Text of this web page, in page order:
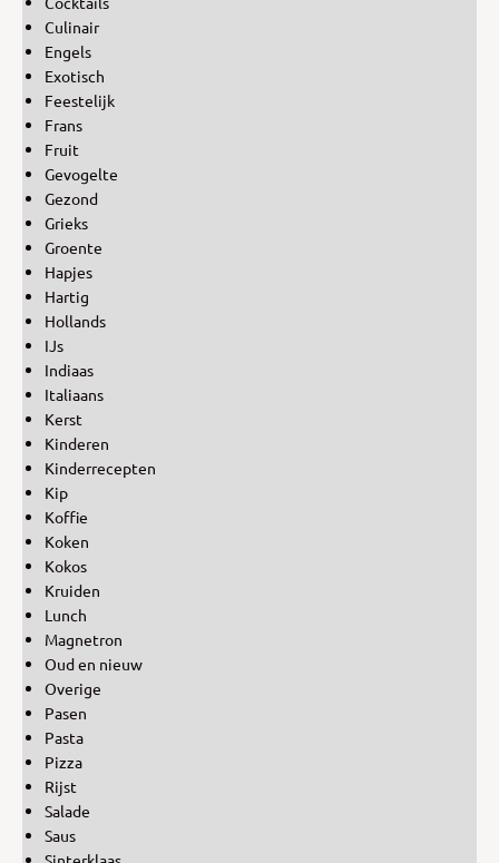
Culinair
Engels
Exotisch
Feestelijk
Frans
Fruit
Gevogelte
Gezond
Grieks
Groente
Hapjes
Hartig
Hollands
IJs
Indiaas
Italiaans
Kerst
Kinderen
Kinderrecepten
Kip
Koffie
Koken
Kokos
Kruiden
Lunch
Magnetron
Oud en nieuw
Overige
Pasen
Pasta
Pizza
Rijst
Salade
Saus